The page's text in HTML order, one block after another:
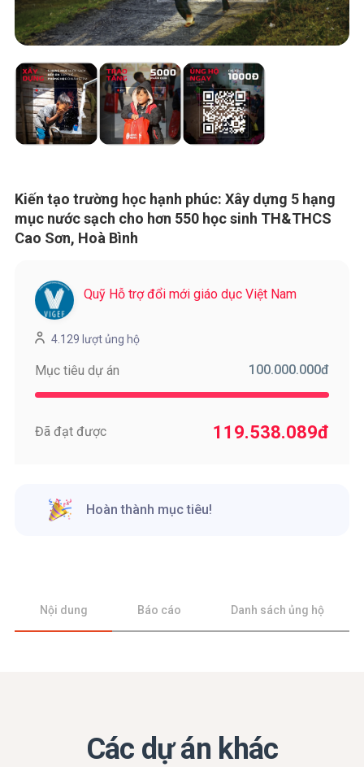
Kiến tạo trường học hạnh phúc: Xây dựng 5 hạng
mục nước sạch cho hơn 550 học sinh TH&THCS
Cao Sơn, Hoà Bình
Quỹ Hỗ trợ đổi mới giáo dục Việt Nam
4.129 lượt ủng hộ
Mục tiêu dự án 100.000.000đ
Đã đạt được 119.538.089đ
Hoàn thành mục tiêu!
Nội dung Báo cáo Danh sách ủng hộ
Các dự án khác